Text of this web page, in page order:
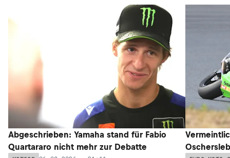
Abgeschrieben: Yamaha stand für Fabio
Quartararo nicht mehr zur Debatte